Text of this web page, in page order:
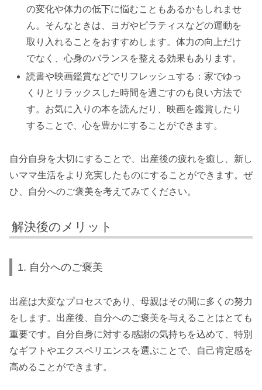
の変化や体力の低下に悩むこともあるかもしれませ
ん。そんなときは、ヨガやピラティスなどの運動を
取り入れることをおすすめします。体力の向上だけ
でなく、心身のバランスを整える効果もあります。
読書や映画鑑賞などでリフレッシュする：家でゆっ
くりとリラックスした時間を過ごすのも良い方法で
す。お気に入りの本を読んだり、映画を鑑賞したり
することで、心を豊かにすることができます。
自分自身を大切にすることで、出産後の疲れを癒し、新し
いママ生活をより充実したものにすることができます。ぜ
ひ、自分へのご褒美を考えてみてください。
解決後のメリット
1. 自分へのご褒美
出産は大変なプロセスであり、母親はその間に多くの努力
をします。出産後、自分へのご褒美を与えることはとても
重要です。自分自身に対する感謝の気持ちを込めて、特別
なギフトやエクスペリエンスを選ぶことで、自己肯定感を
高めることができます。